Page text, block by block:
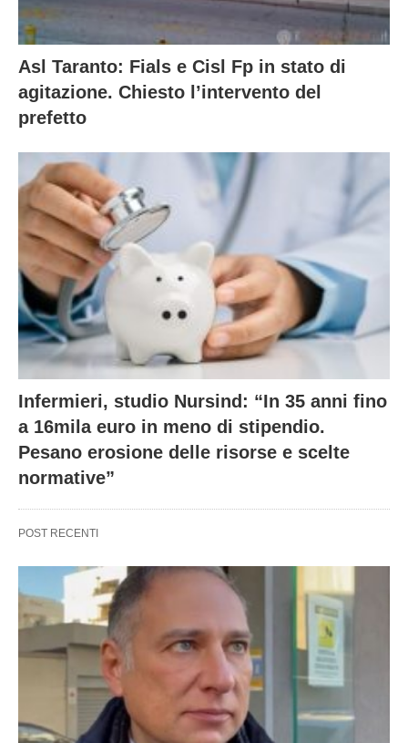
Asl Taranto: Fials e Cisl Fp in stato di
agitazione. Chiesto l’intervento del
prefetto
Infermieri, studio Nursind: “In 35 anni fino
a 16mila euro in meno di stipendio.
Pesano erosione delle risorse e scelte
normative”
POST RECENTI